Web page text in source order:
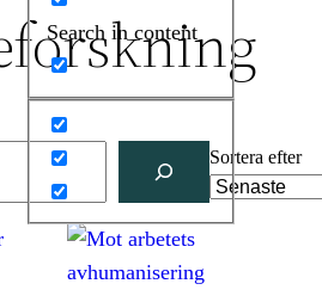
Search in content
Sortera efter